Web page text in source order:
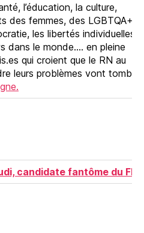
l’éducation, la culture,
des femmes, des LGBTQA+,
les libertés individuelles
dans le monde…. en pleine
qui croient que le RN au
leurs problèmes vont tomber
candidate fantôme du